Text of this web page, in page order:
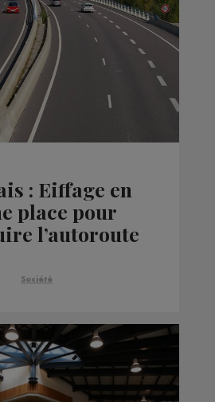
: Eiffage en
place pour
l’autoroute
Machilly
Société